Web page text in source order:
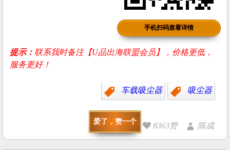
手机扫码查看详情
提示：联系我时备注【U品出海联盟会员】，价格更低，
服务更好！
车载吸尘器 吸尘器
爱了，赞一个 8363赞 陈成